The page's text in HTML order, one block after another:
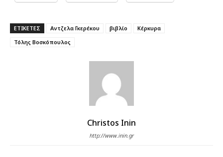
ΕΤΙΚΕΤΕΣ Αντζελα Γκερέκου βιβλίο
Κέρκυρα
Τόλης Βοσκόπουλος
Christos Inin
http://www.inin.gr